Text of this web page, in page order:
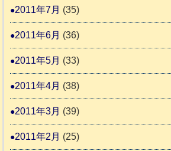
2011年7月 (35)
2011年6月 (36)
2011年5月 (33)
2011年4月 (38)
2011年3月 (39)
2011年2月 (25)